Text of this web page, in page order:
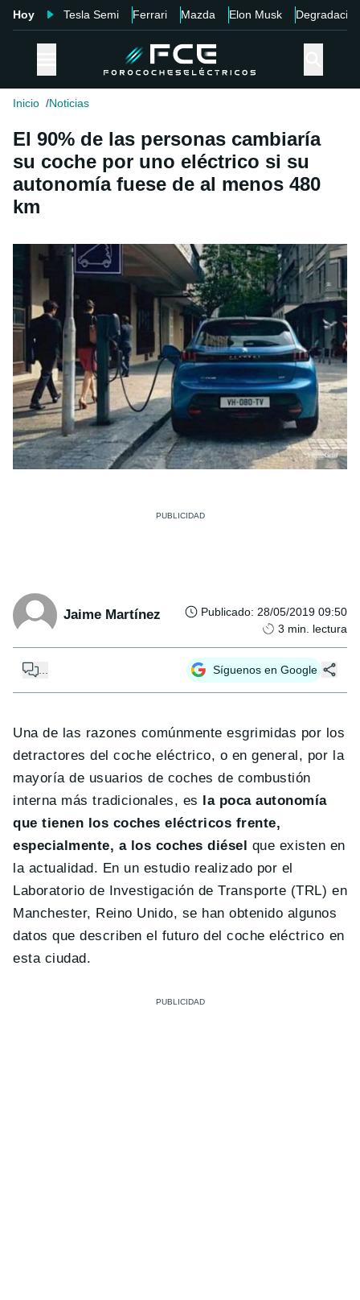
Hoy Tesla Semi Ferrari Mazda Elon Musk Degradación
Inicio Noticias
El 90% de las personas cambiaría
su coche por uno eléctrico si su
autonomía fuese de al menos 480
km
Jaime Martínez Publicado: 28/05/2019 09:50
3 min. lectura
Síguenos en Google
Una de las razones comúnmente esgrimidas por los
detractores del coche eléctrico, o en general, por la
mayoría de usuarios de coches de combustión
interna más tradicionales, es la poca autonomía
que tienen los coches eléctricos frente,
especialmente, a los coches diésel que existen en
la actualidad. En un estudio realizado por el
Laboratorio de Investigación de Transporte (TRL) en
Manchester, Reino Unido, se han obtenido algunos
datos que describen el futuro del coche eléctrico en
esta ciudad.